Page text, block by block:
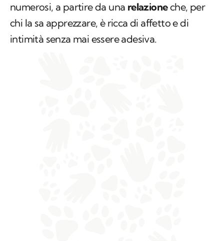
numerosi, a partire da una relazioneche, per
chi la sa apprezzare, è ricca di affetto e di
intimità senza mai essere adesiva.